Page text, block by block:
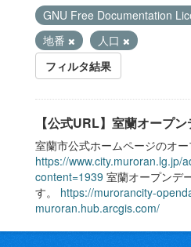
GNU Free Documentation
地番
人口
フィルタ結果
【公式URL】室蘭オープ
室蘭市公式ホームページのオ
https://www.city.muroran.lg.jp/
content=1939 室蘭オープンデ
す。 https://murorancity-
muroran.hub.arcgis.com/